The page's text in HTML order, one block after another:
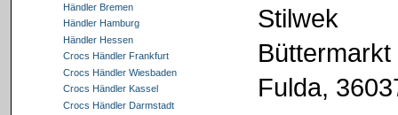
Händler Bremen
Händler Hamburg
Händler Hessen
Crocs Händler Frankfurt
Crocs Händler Wiesbaden
Crocs Händler Kassel
Crocs Händler Darmstadt
Stilwek
Büttermarkt
Fulda,